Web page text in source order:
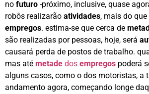
no futuro -próximo, inclusive, quase
robôs realizarão atividades, mais do
empregos. estima-se que cerca de
são realizadas por pessoas, hoje, será
causará perda de postos de trabalho.
mas até metade dos empregos poderá
alguns casos, como o dos motoristas, a
andamento agora, começando longe